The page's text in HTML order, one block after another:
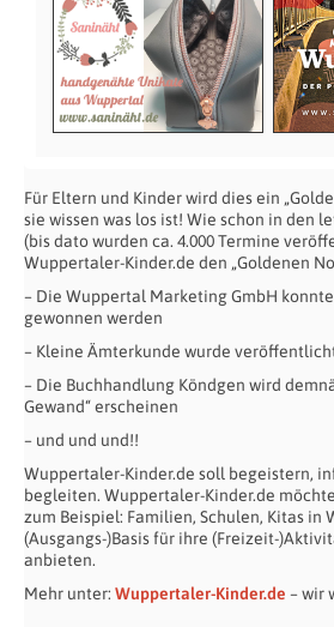
Für Eltern und Kinder wird dies ein
sie wissen was los ist! Wie schon in den
(bis dato wurden ca. 4.000 Termine
Wuppertaler-Kinder.de den „Goldenen
– Die Wuppertal Marketing GmbH
gewonnen werden
– Kleine Ämterkunde wurde
– Die Buchhandlung Köndgen wird
Gewand“ erscheinen
– und und und!!
Wuppertaler-Kinder.de soll begeistern,
begleiten. Wuppertaler-Kinder.de
zum Beispiel: Familien, Schulen, Kitas in
(Ausgangs-)Basis für ihre (Freizeit-
anbieten.
Mehr unter: Wuppertaler-Kinder.de – wir